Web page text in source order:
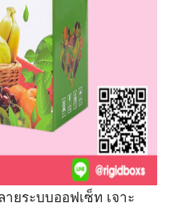
ยระบบออฟเซ็ท เจาะ